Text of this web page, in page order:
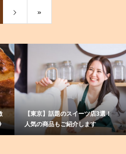
»
ツ店3選！
す
赤ワインと相性抜群のお
て？大人のスイーツの楽
伝授！